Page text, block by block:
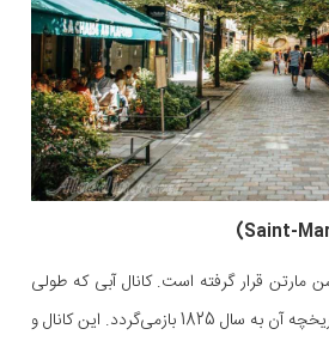
مارتن قرار گرفته است. کانال آبی که طولی
حدود 4.6 کیلومتر دارد و تاریخچه آن به سال 1825 بازمی‌گردد. این کانال و